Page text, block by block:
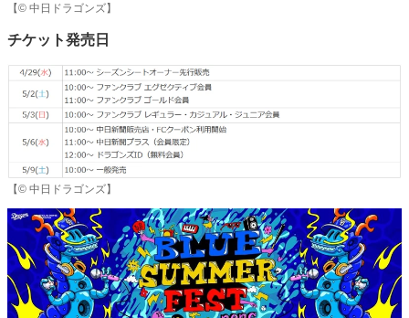
【© 中日ドラゴンズ】
チケット発売日
【© 中日ドラゴンズ】